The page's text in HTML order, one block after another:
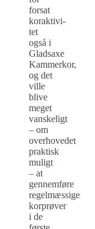
forsat
koraktivi­
tet
også i
Gladsaxe
Kammerkor,
og det
ville
blive
meget
vanskeligt
– om
overhovedet
praktisk
muligt
– at
gennemføre
regelmæssige
korprøver
i de